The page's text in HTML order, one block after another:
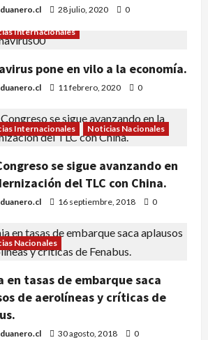
28 julio, 2020 0
Internacionales
pone en vilo a la economía.
11 febrero, 2020 0
Internacionales Noticias Nacionales
se sigue avanzando en
del TLC con China.
16 septiembre, 2018 0
Nacionales
en tasas de embarque saca
de aerolíneas y críticas de
30 agosto, 2018 0